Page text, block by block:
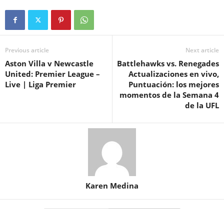
Previous article
Aston Villa v Newcastle
United: Premier League –
Live | Liga Premier
Next article
Battlehawks vs. Renegades
Actualizaciones en vivo,
Puntuación: los mejores
momentos de la Semana 4
de la UFL
Karen Medina